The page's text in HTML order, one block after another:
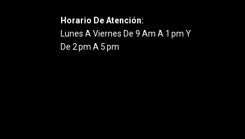
Horario De Atención:
Lunes A Viernes De 9 Am A 1 Pm Y
De 2 Pm A 5 Pm